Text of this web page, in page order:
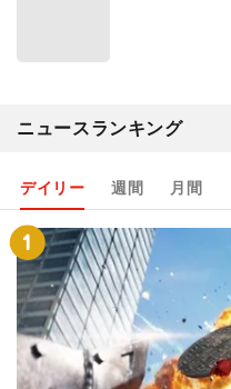
ニュースランキング
デイリー 週間 月間